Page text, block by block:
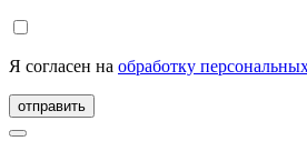
Я согласен на обработку
отправить